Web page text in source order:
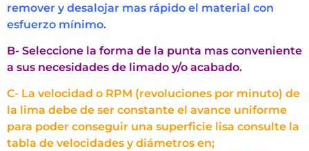
remover y desalojar mas rápido el material con
esfuerzo mínimo.
B- Seleccione la forma de la punta mas conveniente
a sus necesidades de limado y/o acabado.
C- La velocidad o RPM (revoluciones por minuto) de
la lima debe de ser constante el avance uniforme
para poder conseguir una superficie lisa consulte la
tabla de velocidades y diámetros en;